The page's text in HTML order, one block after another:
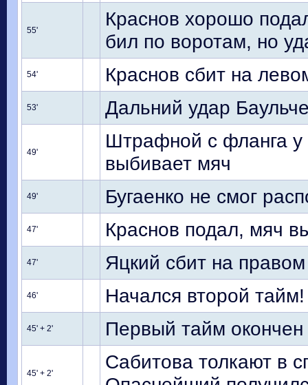
55'
Краснов хорошо
бил по воротам, но
54' Краснов сбит на
53' Дальний удар
49'
Штрафной с фланга у
выбивает мяч
49' Бугаенко не смог
47' Краснов подал, мяч
47' Яцкий сбит на
46' Начался второй тайм!
45' + 2' Первый тайм окончен
45' + 2'
Сабитова толкают в